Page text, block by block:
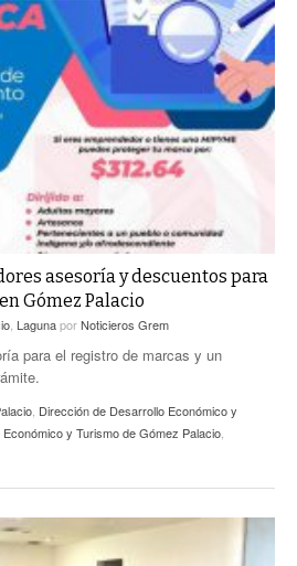
asesoría y descuentos para
Gómez Palacio
LagunaporNoticieros Grem
para el registro de marcas y un
Dirección de Desarrollo Económico y
y Turismo de Gómez Palacio